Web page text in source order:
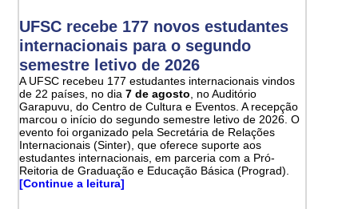
UFSC recebe 177 novos estudantes
internacionais para o segundo
semestre letivo de 2026
A UFSC recebeu 177 estudantes internacionais vindos
de 22 países, no dia7 de agosto , no Auditório
Garapuvu, do Centro de Cultura e Eventos. A recepção
marcou o início do segundo semestre letivo de 2026. O
evento foi organizado pela Secretária de Relações
Internacionais (Sinter), que oferece suporte aos
estudantes internacionais, em parceria com a Pró-
Reitoria de Graduação e Educação Básica (Prograd).
[Continue a leitura]